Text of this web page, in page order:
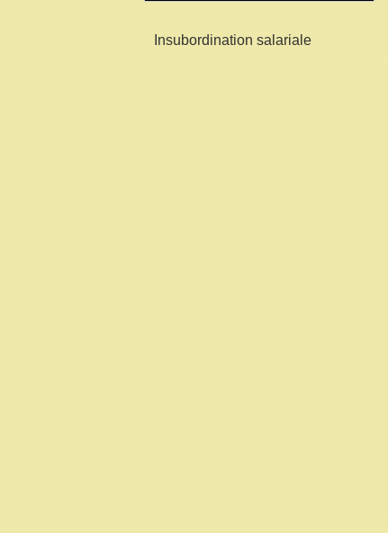
Insubordination salariale